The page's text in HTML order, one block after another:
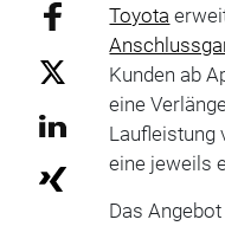
Toyota
Kunden ab
eine
Laufleistung
eine jeweils
Das